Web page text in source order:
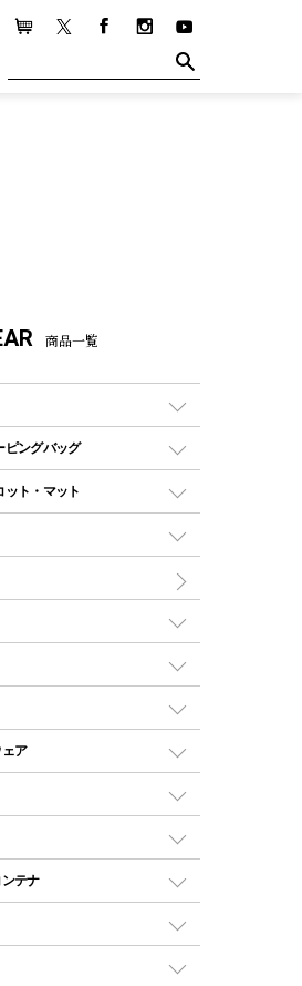
商品一覧
ント
タープ）
ピングバッグ
筒型）シュラフ
ト・マット
コット
ト
グリル
タイル）グリル
ア
テナ